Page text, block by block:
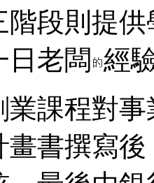
階段則提
日老闆 經
業課程對
畫書撰寫